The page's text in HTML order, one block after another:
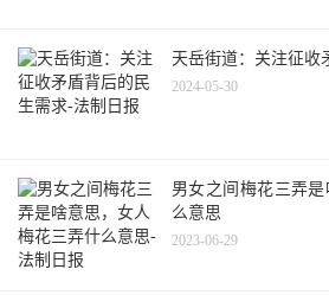
天岳街道：关注征收
2024-05-30
男女之间梅花三弄
么意思
2023-06-29